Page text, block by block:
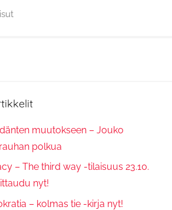
muutokseen – Jouko
polkua
– The third way -tilaisuus 23.10.
nyt!
– kolmas tie -kirja nyt!